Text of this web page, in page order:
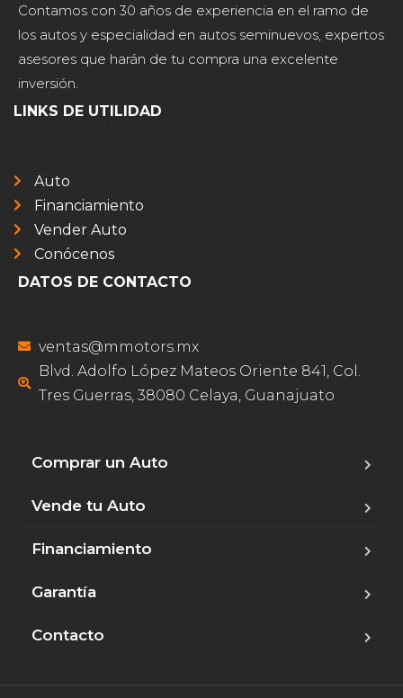
Contamos con 30 años de experiencia en el ramo de
los autos y especialidad en autos seminuevos, expertos
asesores que harán de tu compra una excelente
inversión.
LINKS DE UTILIDAD
Auto
Financiamiento
Vender Auto
Conócenos
DATOS DE CONTACTO
ventas@mmotors.mx
Blvd. Adolfo López Mateos Oriente 841, Col.
Tres Guerras, 38080 Celaya, Guanajuato
Comprar un Auto
Vende tu Auto
Financiamiento
Garantía
Contacto